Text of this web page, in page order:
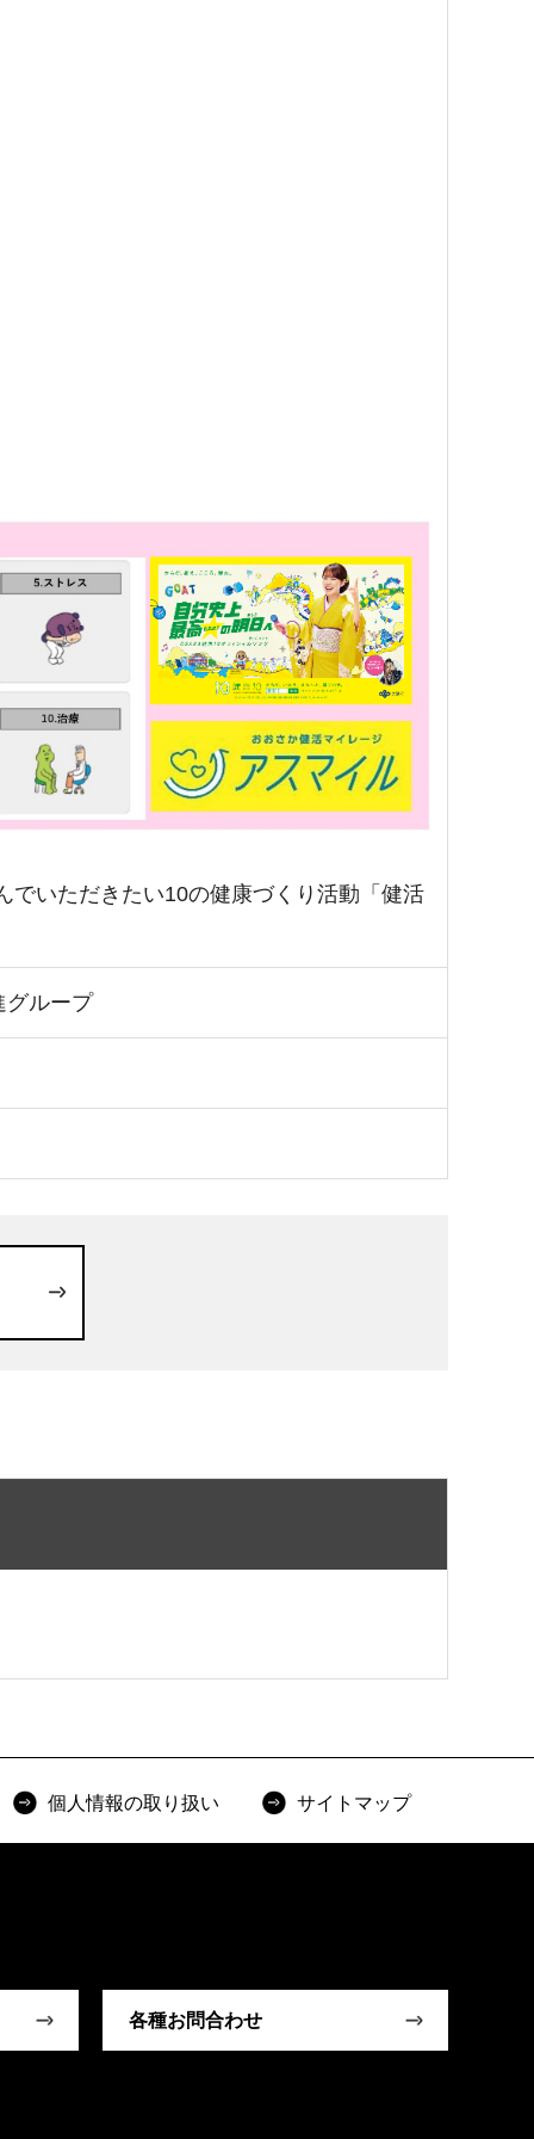
でいただきたい10の健康づくり活動「健活
グループ
個人情報の取り扱い サイトマップ
各種お問合わせ